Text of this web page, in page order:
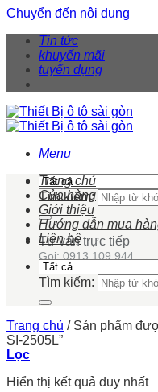
Chuyển đến nội dung
Tin tức
khuyến mãi
tuyển dụng
Menu
Tìm kiếm:
Tư vấn trực tiếp
Gọi: 0913 109 944
Trang chủ
Cửa hàng
Giới thiệu
Hướng dẫn mua
Liên hệ
Tìm kiếm:
Trang chủ /Sản phẩm
SI-2505L”
Lọc
Hiển thị kết quả duy nhất